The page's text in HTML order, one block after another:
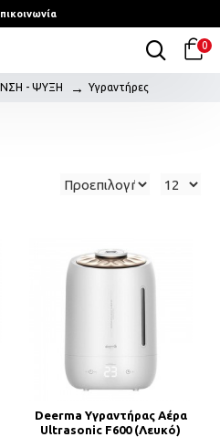
0
- ΨΥΞΗ Υγραντήρες
Deerma Υγραντήρας Αέρα
Ultrasonic F600 (Λευκό)